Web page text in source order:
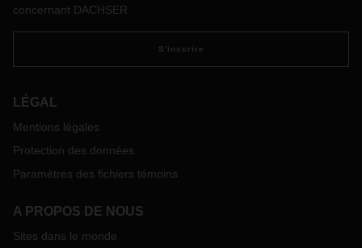
concernant DACHSER
S'inscrire
LÉGAL
Mentions légales
Protection des données
Paramètres des fichiers témoins
A PROPOS DE NOUS
Sites dans le monde